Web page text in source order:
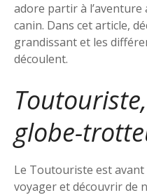
adore partir à l’aventure
canin. Dans cet article,
grandissant et les
découlent.
globe-
Le Toutouriste est
voyager et découvrir de